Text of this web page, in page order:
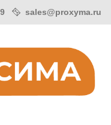
sales@proxyma.ru